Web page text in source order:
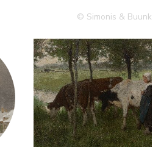
© Simonis & Buunk